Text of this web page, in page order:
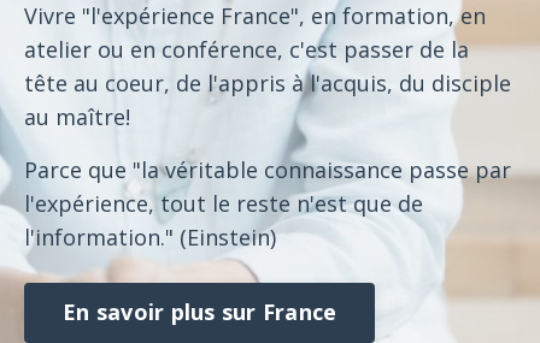
Vivre "l'expérience France", en formation, en
atelier ou en conférence, c'est passer de la
tête au coeur, de l'appris à l'acquis, du disciple
au maître!
Parce que "la véritable connaissance passe par
l'expérience, tout le reste n'est que de
l'information." (Einstein)
En savoir plus sur France